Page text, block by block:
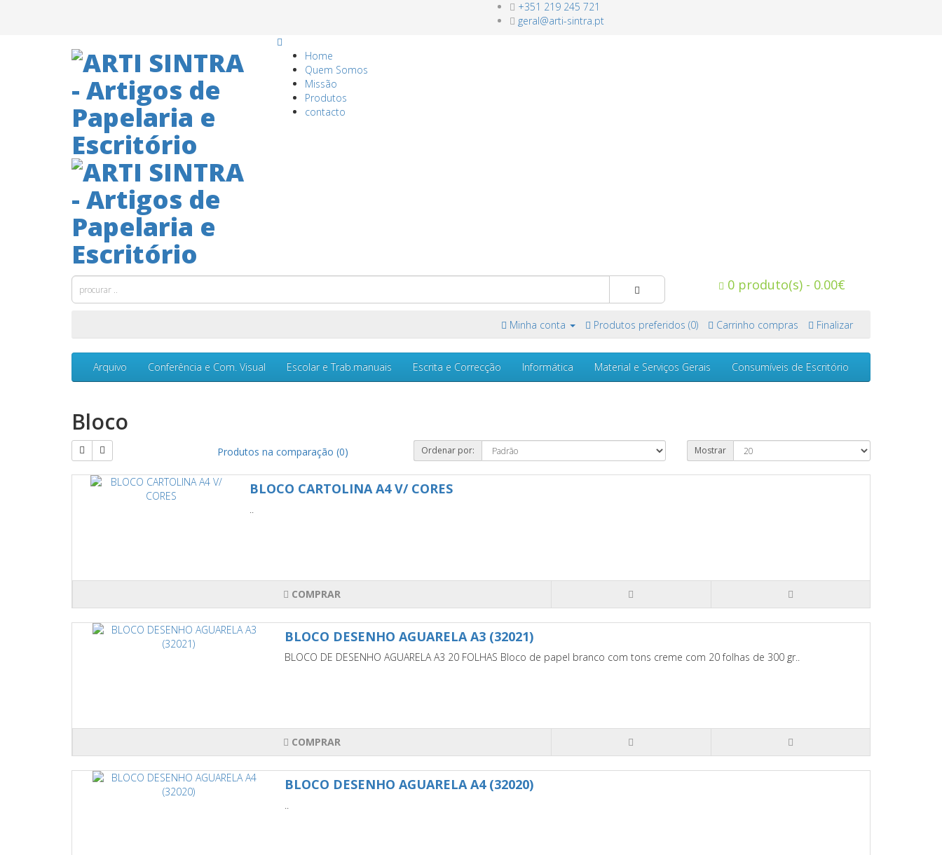
+351 219 245 721
geral@arti-sintra.pt
Home
Quem Somos
Missão
Produtos
contacto
0 produto(s) - 0.00€
Minha conta Produtos preferidos (0) Carrinho compras Finalizar
Arquivo Conferência e Com. Visual Escolar e Trab.manuais Escrita e Correcção Informática Material e Serviços Gerais Consumíveis de Escritório
Bloco
Produtos na comparação (0) Ordenar por: Mostrar
BLOCO CARTOLINA A4 V/ CORES
..
COMPRAR
BLOCO DESENHO AGUARELA A3 (32021)
BLOCO DE DESENHO AGUARELA A3 20 FOLHAS Bloco de papel branco com tons creme com 20 folhas de 300 gr..
COMPRAR
BLOCO DESENHO AGUARELA A4 (32020)
..